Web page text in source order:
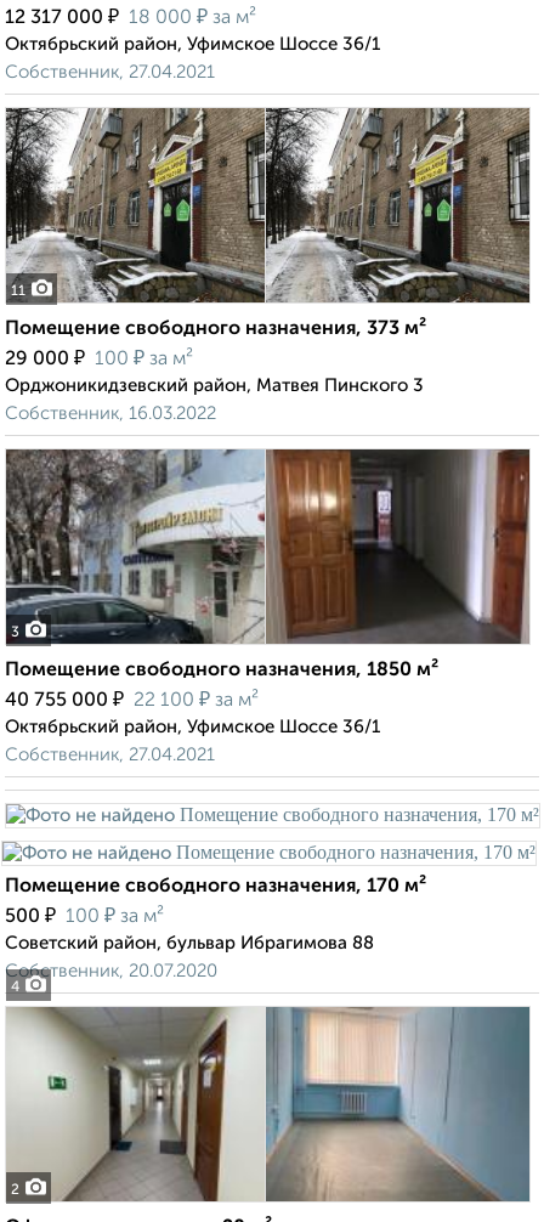
12 317 000 ₽ 18 000 ₽ за м²
Октябрьский район, Уфимское Шоссе 36/1
Собственник, 27.04.2021
11
Помещение свободного назначения, 373 м²
29 000 ₽ 100 ₽ за м²
Орджоникидзевский район, Матвея Пинского 3
Собственник, 16.03.2022
3
Помещение свободного назначения, 1850 м²
40 755 000 ₽ 22 100 ₽ за м²
Октябрьский район, Уфимское Шоссе 36/1
Собственник, 27.04.2021
4
Помещение свободного назначения, 170 м²
500 ₽ 100 ₽ за м²
Советский район, бульвар Ибрагимова 88
Собственник, 20.07.2020
2